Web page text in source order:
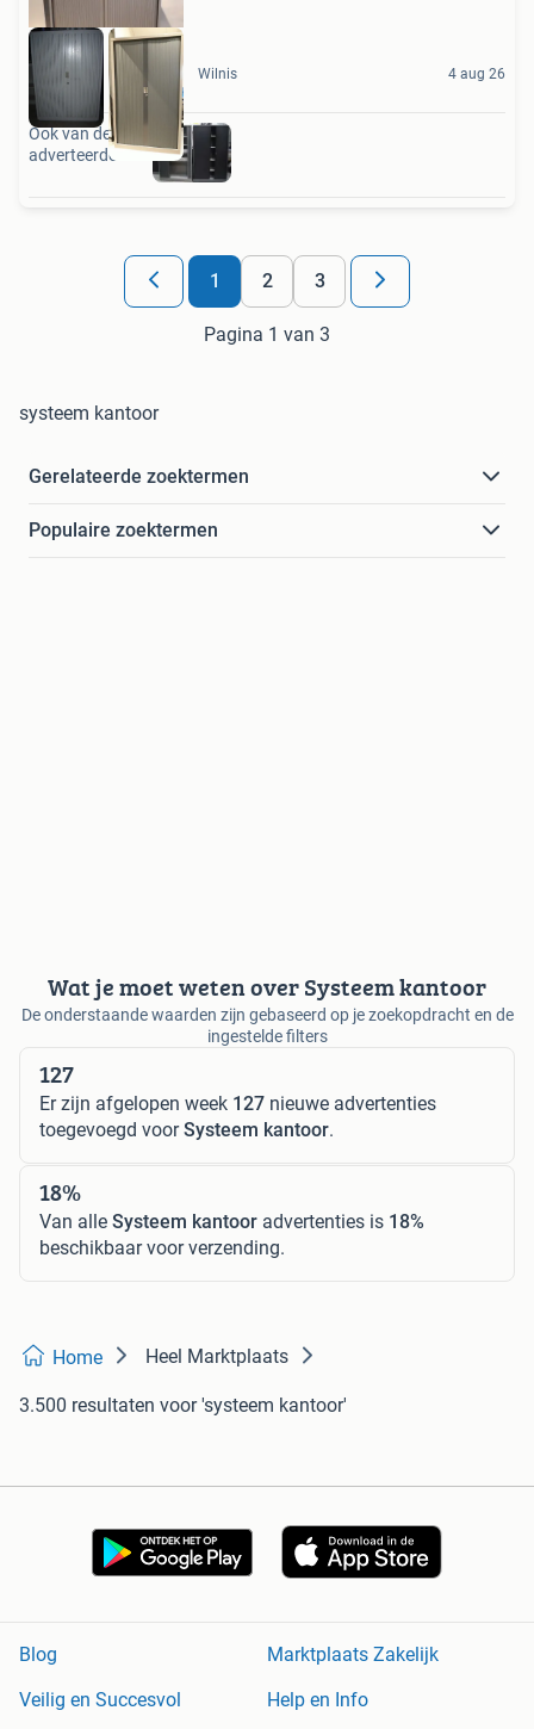
Wilnis 4 aug 26
Ook van deze
adverteerder
1 2 3
Pagina 1 van 3
systeem kantoor
Gerelateerde zoektermen
Populaire zoektermen
Wat je moet weten over Systeem kantoor
De onderstaande waarden zijn gebaseerd op je zoekopdracht en de
ingestelde filters
127
Er zijn afgelopen week 127 nieuwe advertenties
toegevoegd voorSysteem kantoor.
18%
Van alle Systeem kantoor advertenties is 18%
beschikbaar voor verzending.
Home Heel Marktplaats
3.500 resultaten voor 'systeem kantoor'
Blog
Marktplaats Zakelijk
Veilig en Succesvol
Help en Info